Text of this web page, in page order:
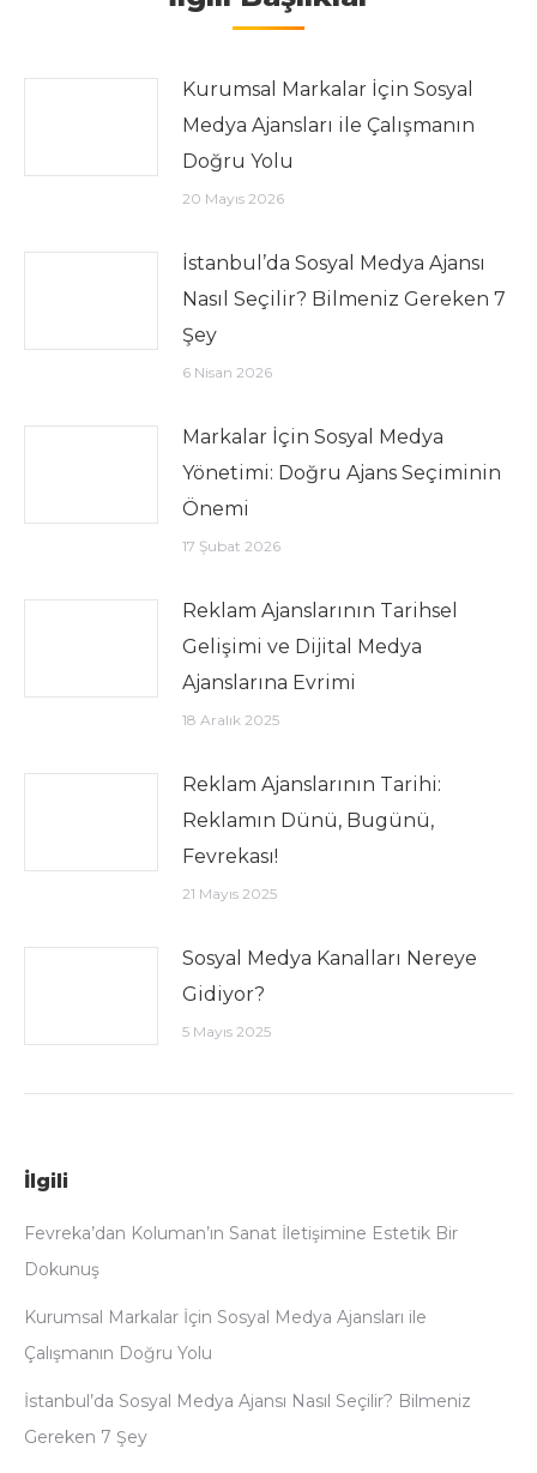
Kurumsal Markalar İçin Sosyal
Medya Ajansları ile Çalışmanın
Doğru Yolu
20 Mayıs 2026
İstanbul’da Sosyal Medya Ajansı
Nasıl Seçilir? Bilmeniz Gereken 7
Şey
6 Nisan 2026
Markalar İçin Sosyal Medya
Yönetimi: Doğru Ajans Seçiminin
Önemi
17 Şubat 2026
Reklam Ajanslarının Tarihsel
Gelişimi ve Dijital Medya
Ajanslarına Evrimi
18 Aralık 2025
Reklam Ajanslarının Tarihi:
Reklamın Dünü, Bugünü,
Fevrekası!
21 Mayıs 2025
Sosyal Medya Kanalları Nereye
Gidiyor?
5 Mayıs 2025
İlgili
Fevreka’dan Koluman’ın Sanat İletişimine Estetik Bir
Dokunuş
Kurumsal Markalar İçin Sosyal Medya Ajansları ile
Çalışmanın Doğru Yolu
İstanbul’da Sosyal Medya Ajansı Nasıl Seçilir? Bilmeniz
Gereken 7 Şey